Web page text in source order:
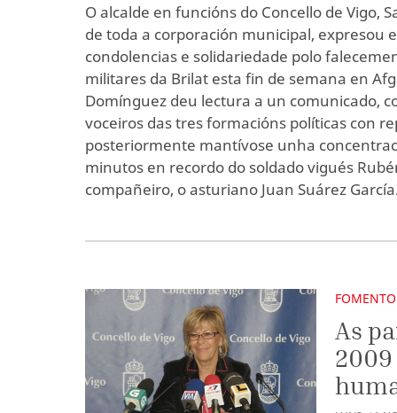
O alcalde en funcións do Concello de Vigo,
de toda a corporación municipal, expresou
condolencias e solidariedade polo
militares da Brilat esta fin de semana en
Domínguez deu lectura a un comunicado,
voceiros das tres formacións políticas con
posteriormente mantívose unha
minutos en recordo do soldado vigués
compañeiro, o asturiano Juan Suárez
FOMENTO
As